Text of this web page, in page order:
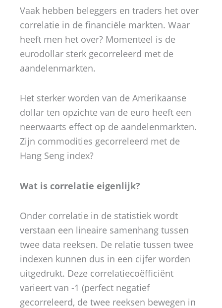
Vaak hebben beleggers en traders het over
correlatie in de financiële markten. Waar
heeft men het over? Momenteel is de
eurodollar sterk gecorreleerd met de
aandelenmarkten.
Het sterker worden van de Amerikaanse
dollar ten opzichte van de euro heeft een
neerwaarts effect op de aandelenmarkten.
Zijn commodities gecorreleerd met de
Hang Seng index?
Wat is correlatie eigenlijk?
Onder correlatie in de statistiek wordt
verstaan een lineaire samenhang tussen
twee data reeksen. De relatie tussen twee
indexen kunnen dus in een cijfer worden
uitgedrukt. Deze correlatiecoëfficiënt
varieert van -1 (perfect negatief
gecorreleerd, de twee reeksen bewegen in